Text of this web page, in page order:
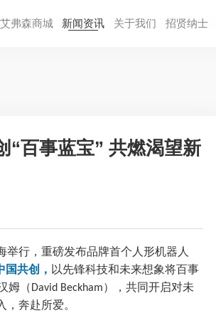
弗森商城 新闻资讯 关于我们 招贤纳⼠
“百事蓝宝” 共燃渴望新
行，重磅发布品牌首个人形机器人
共创， 以先锋科技和未来想象将百事
姆（ David Beckham），共同开启对未
奔赴所爱。